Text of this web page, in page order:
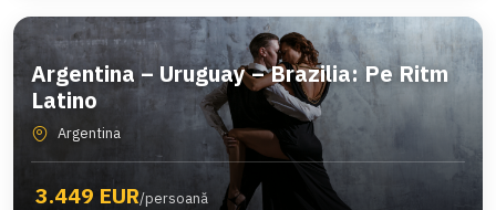
Argentina – Uruguay – Brazilia: Pe Ritm
Latino
Argentina
3.449 EUR/persoană